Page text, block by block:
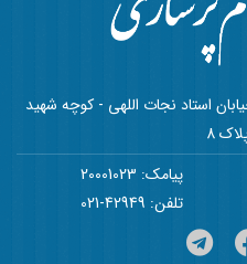
استاد نجات اللهی - کوچه شهید
8
پیامک: 20001023
تلفن: 42949-021